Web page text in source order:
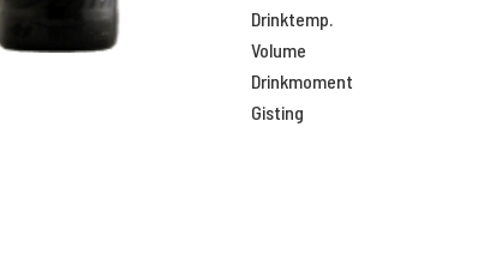
Drinktemp.
Volume
Drinkmoment
Gisting